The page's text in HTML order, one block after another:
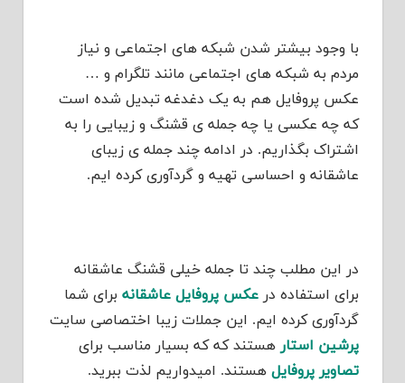
با وجود بیشتر شدن شبکه های اجتماعی و نیاز
مردم به شبکه های اجتماعی مانند تلگرام و …
عکس پروفایل هم به یک دغدغه تبدیل شده است
که چه عکسی یا چه جمله ی قشنگ و زیبایی را به
اشتراک بگذاریم. در ادامه چند جمله ی زیبای
عاشقانه و احساسی تهیه و گردآوری کرده ایم.
در این مطلب چند تا جمله خیلی قشنگ عاشقانه
برای استفاده در عکس پروفایل عاشقانه برای شما
گردآوری کرده ایم. این جملات زیبا اختصاصی سایت
پرشین استار هستند که که بسیار مناسب برای
تصاویر پروفایل هستند. امیدواریم لذت ببرید.